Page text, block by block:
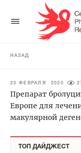
НАЗАД
23 ФЕВРАЛЯ 2020
Препарат
Европе для
макулярной
ТОП ДАЙДЖЕСТ